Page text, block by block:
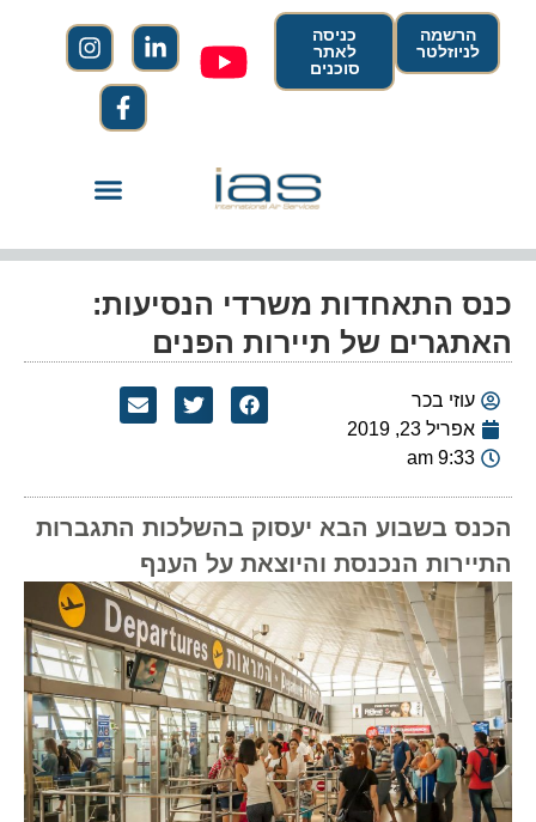
הרשמה
לניוזלטר
כניסה
לאתר
סוכנים
כנס התאחדות משרדי הנסיעות:
האתגרים של תיירות הפנים
עוזי בכר
אפריל 23, 2019
9:33 am
הכנס בשבוע הבא יעסוק בהשלכות התגברות
התיירות הנכנסת והיוצאת על הענף